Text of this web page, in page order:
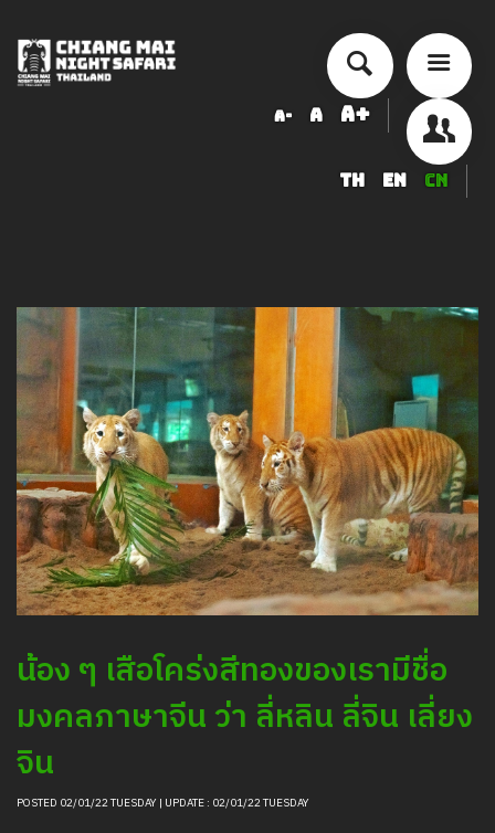
A- A A+
TH EN CN
安排活动
精品度假酒店
食品与饮品
纪念品店
服務項目
清邁夜間野生動物園的動物信息
采购
职位招聘新闻
聯絡我們
LOGIN
น้อง ๆ เสือโคร่งสีทองของเรามีชื่อ
มงคลภาษาจีน ว่า ลี่หลิน ลี่จิน เลี่ยง
จิน
POSTED 02/01/22 TUESDAY | UPDATE : 02/01/22 TUESDAY